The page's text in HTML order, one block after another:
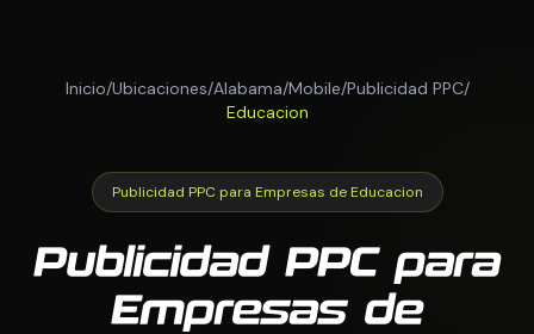
Inicio/Ubicaciones/Alabama/Mobile/Publicidad PPC/
Educacion
Publicidad PPC para Empresas de Educacion
Publicidad PPC para
Empresas de